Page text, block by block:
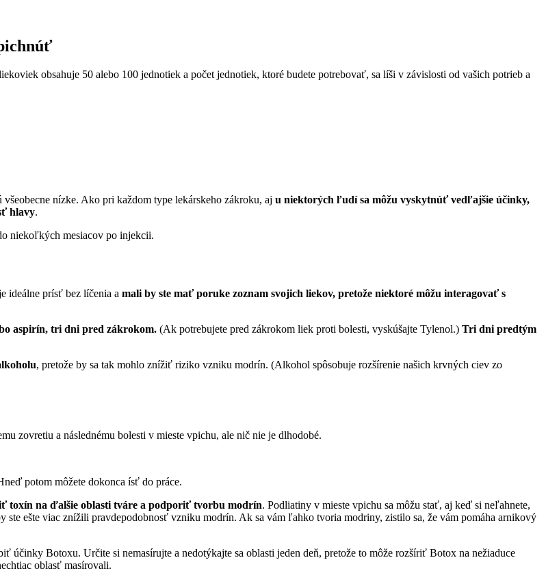
obsahuje 50 alebo 100 jednotiek a počet jednotiek, ktoré budete potrebovať, sa líši v závislosti od vašich potrieb a
nízke. Ako pri každom type lekárskeho zákroku, aj u niektorých ľudí sa môžu vyskytnúť vedľajšie účinky,
hlavy.
niekoľkých mesiacov po injekcii.
ideálne prísť bez líčenia a mali by ste mať poruke zoznam svojich liekov, pretože niektoré môžu interagovať s
aspirín, tri dni pred zákrokom. (Ak potrebujete pred zákrokom liek proti bolesti, vyskúšajte Tylenol.) Tri dni predtým
, pretože by sa tak mohlo znížiť riziko vzniku modrín. (Alkohol spôsobuje rozšírenie našich krvných ciev zo
zovretiu a následnému bolesti v mieste vpichu, ale nič nie je dlhodobé.
potom môžete dokonca ísť do práce.
toxín na ďalšie oblasti tváre a podporiť tvorbu modrín. Podliatiny v mieste vpichu sa môžu stať, aj keď si neľahnete,
ste ešte viac znížili pravdepodobnosť vzniku modrín. Ak sa vám ľahko tvoria modriny, zistilo sa, že vám pomáha arnikový
účinky Botoxu. Určite si nemasírujte a nedotýkajte sa oblasti jeden deň, pretože to môže rozšíriť Botox na nežiaduce
oblasť masírovali.